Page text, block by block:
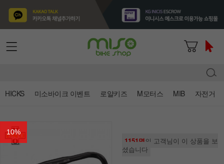
HICKS 미소바이크 이벤트 로얄키즈 M모터스 MIB 자전거
10%
1151명의 고객님이 이 상품을 보
셨습니다